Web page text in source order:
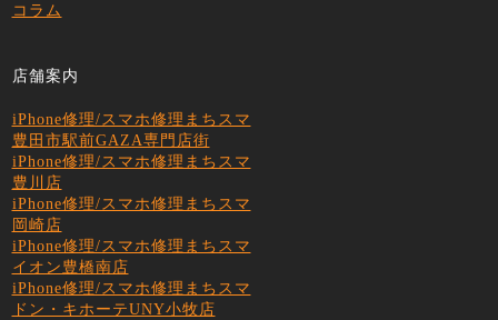
コラム
店舗案内
iPhone修理/スマホ修理まちスマ
豊田市駅前GAZA専門店街
iPhone修理/スマホ修理まちスマ
豊川店
iPhone修理/スマホ修理まちスマ
岡崎店
iPhone修理/スマホ修理まちスマ
イオン豊橋南店
iPhone修理/スマホ修理まちスマ
ドン・キホーテUNY小牧店